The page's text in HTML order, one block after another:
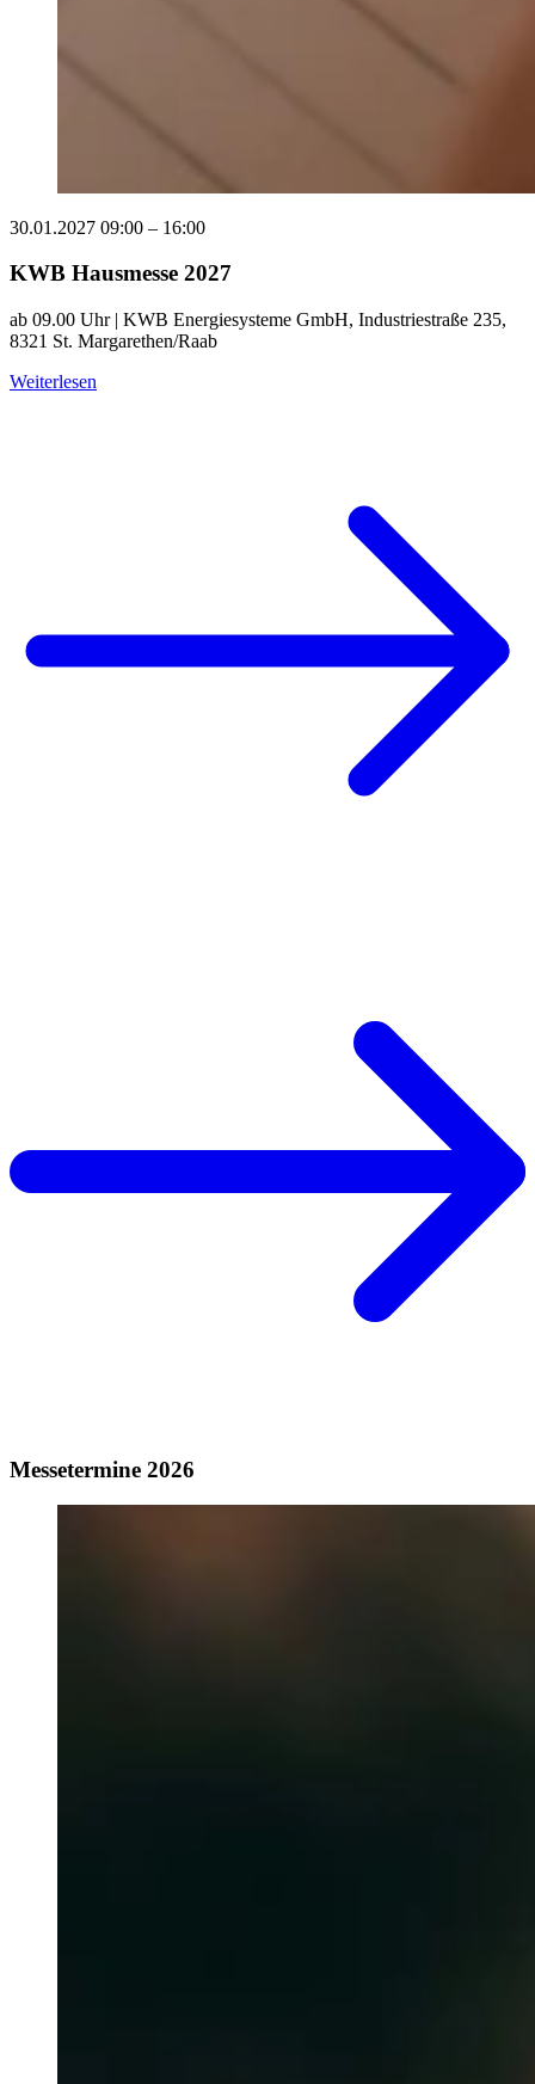
30.01.2027 09:00 – 16:00
KWB Hausmesse 2027
ab 09.00 Uhr | KWB Energiesysteme GmbH, Industriestraße 235,
8321 St. Margarethen/Raab
Weiterlesen
Messetermine 2026